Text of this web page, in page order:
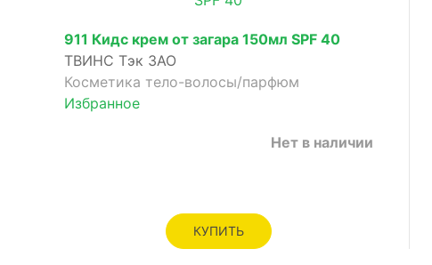
911 Кидс крем от загара 150мл SPF 40
ТВИНС Тэк ЗАО
Косметика тело-волосы/парфюм
Избранное
Нет в наличии
КУПИТЬ